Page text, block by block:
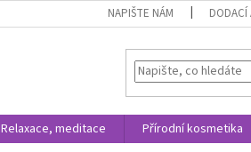
NAPIŠTE NÁM
Relaxace, meditace Přírodní kosmetika